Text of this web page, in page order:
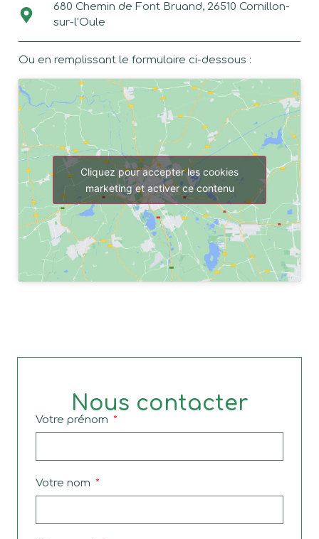
680 Chemin de Font Bruand, 26510 Cornillon-
sur-l'Oule
Ou en remplissant le formulaire ci-dessous :
Cliquez pour accepter les cookies
marketing et activer ce contenu
Nous contacter
Votre prénom
Votre nom